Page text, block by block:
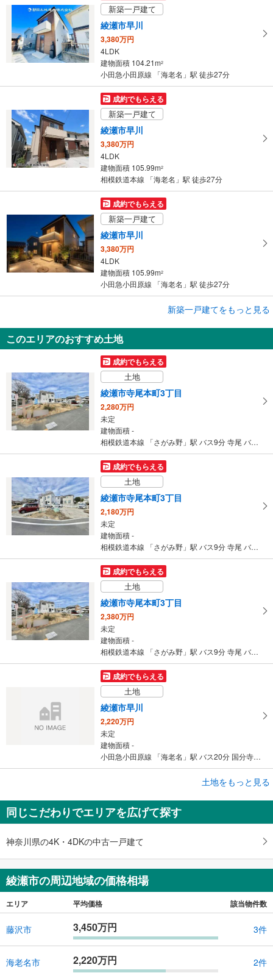
新築一戸建て
綾瀬市早川
3,380万円
4LDK
建物面積 104.21m2
小田急小田原線 「海老名」駅 徒歩27分
成約でもらえる
新築一戸建て
綾瀬市早川
3,380万円
4LDK
建物面積 105.99m2
相模鉄道本線 「海老名」駅 徒歩27分
成約でもらえる
新築一戸建て
綾瀬市早川
3,380万円
4LDK
建物面積 105.99m2
小田急小田原線 「海老名」駅 徒歩27分
綾瀬市早川
3,380万円
4LDK
建物面積 105.99m
小田急小田原線 「海老名」駅 徒歩27分
新築一戸建てをもっと見る
このエリアのおすすめ土地
成約でもらえる
土地
綾瀬市寺尾本町3丁目
2,280万円
未定
建物面積 -
相模鉄道本線 「さがみ野」駅 バス9分 寺尾 バス停下車 徒歩5分
成約でもらえる
土地
綾瀬市寺尾本町3丁目
2,180万円
未定
建物面積 -
相模鉄道本線 「さがみ野」駅 バス9分 寺尾 バス停下車 徒歩5分
成約でもらえる
土地
綾瀬市寺尾本町3丁目
2,380万円
未定
建物面積 -
相模鉄道本線 「さがみ野」駅 バス9分 寺尾 バス停下車 徒歩5分
成約でもらえる
土地
綾瀬市早川
2,220万円
未定
建物面積 -
小田急小田原線 「海老名」駅 バス20分 国分寺台第10 バス停下車 徒歩7分
綾瀬市大上3丁目
1,080万円
未定
建物面積 -
相模鉄道本線 「かしわ台」駅 徒歩14分
土地をもっと見る
同じこだわりでエリアを広げて探す
神奈川県の4K・4DKの中古一戸建て
綾瀬市の周辺地域の価格相場
エリア 平均価格 該当物件数
藤沢市 3,450万円 3件
海老名市 2,220万円 2件